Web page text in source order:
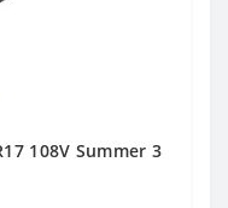
108V Summer 3